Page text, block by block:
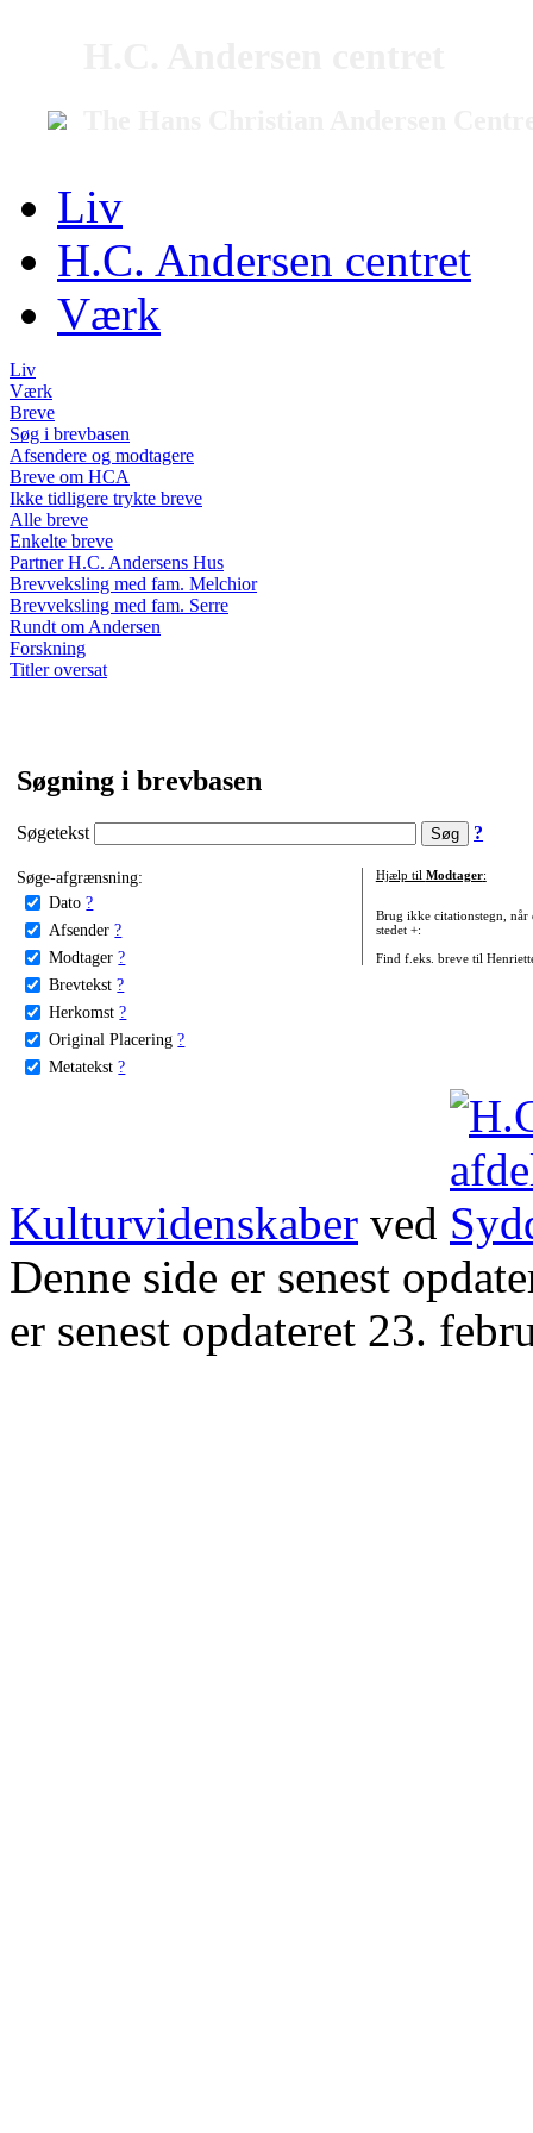
Liv
H.C. Andersen centret
Værk
Liv
Værk
Breve
Søg i brevbasen
Afsendere og modtagere
Breve om HCA
Ikke tidligere trykte breve
Alle breve
Enkelte breve
Partner H.C. Andersens Hus
Brevveksling med fam. Melchior
Brevveksling med fam. Serre
Rundt om Andersen
Forskning
Titler oversat
Søgning i brevbasen
Søgetekst ?
Søge-afgrænsning:
Dato ?
Afsender ?
Modtager ?
Brevtekst ?
Herkomst ?
Original Placering ?
Metatekst ?
Hjælp til Modtager:
Brug ikke citationstegn, når
stedet +:
Find f.eks. breve til
Kulturvidenskaber ved
Denne side er senest
er senest opdateret 23.